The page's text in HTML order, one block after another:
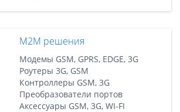
M2M решения
Модемы GSM, GPRS, EDGE, 3G
Роутеры 3G, GSM
Контроллеры GSM, 3G
Преобразователи портов
Аксессуары GSM, 3G, WI-FI